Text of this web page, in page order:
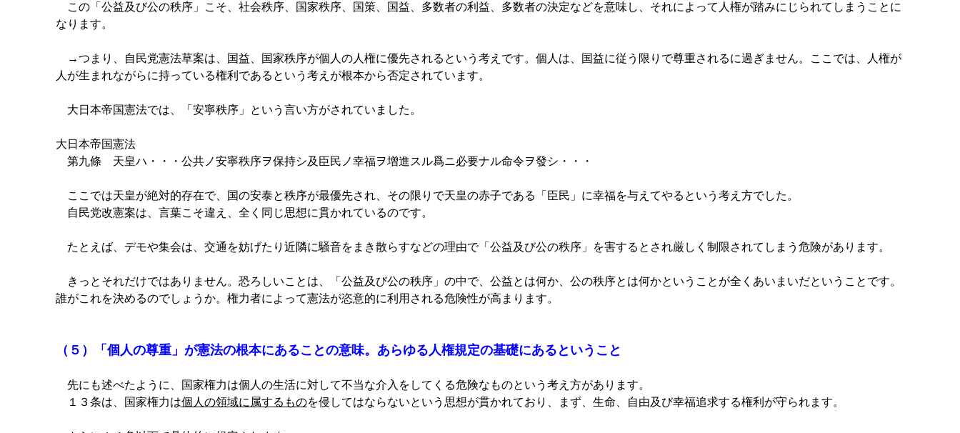
この「公益及び公の秩序」こそ、社会秩序、国家秩序、国策、国益、多数者の利益、多数者の決定などを意味し、それによって人権が踏みにじられてしまうことに
なります。
→つまり、自民党憲法草案は、国益、国家秩序が個人の人権に優先されるという考えです。個人は、国益に従う限りで尊重されるに過ぎません。ここでは、人権が
人が生まれながらに持っている権利であるという考えが根本から否定されています。
大日本帝国憲法では、「安寧秩序」という言い方がされていました。
大日本帝国憲法
第九條 天皇ハ・・・公共ノ安寧秩序ヲ保持シ及臣民ノ幸福ヲ增進スル爲ニ必要ナル命令ヲ發シ・・・
ここでは天皇が絶対的存在で、国の安泰と秩序が最優先され、その限りで天皇の赤子である「臣民」に幸福を与えてやるという考え方でした。
自民党改憲案は、言葉こそ違え、全く同じ思想に貫かれているのです。
たとえば、デモや集会は、交通を妨げたり近隣に騒音をまき散らすなどの理由で「公益及び公の秩序」を害するとされ厳しく制限されてしまう危険があります。
きっとそれだけではありません。恐ろしいことは、「公益及び公の秩序」の中で、公益とは何か、公の秩序とは何かということが全くあいまいだということです。
誰がこれを決めるのでしょうか。権力者によって憲法が恣意的に利用される危険性が高まります。
（５）「個人の尊重」が憲法の根本にあることの意味。あらゆる人権規定の基礎にあるということ
先にも述べたように、国家権力は個人の生活に対して不当な介入をしてくる危険なものという考え方があります。
１３条は、国家権力は個人の領域に属するものを侵してはならないという思想が貫かれており、まず、生命、自由及び幸福追求する権利が守られます。